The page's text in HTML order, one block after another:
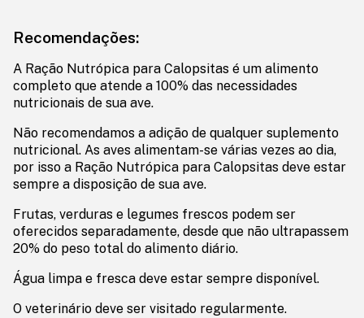
Recomendações:
A Ração Nutrópica para Calopsitas é um alimento
completo que atende a 100% das necessidades
nutricionais de sua ave.
Não recomendamos a adição de qualquer suplemento
nutricional. As aves alimentam-se várias vezes ao dia,
por isso a Ração Nutrópica para Calopsitas deve estar
sempre a disposição de sua ave.
Frutas, verduras e legumes frescos podem ser
oferecidos separadamente, desde que não ultrapassem
20% do peso total do alimento diário.
Água limpa e fresca deve estar sempre disponível.
O veterinário deve ser visitado regularmente.